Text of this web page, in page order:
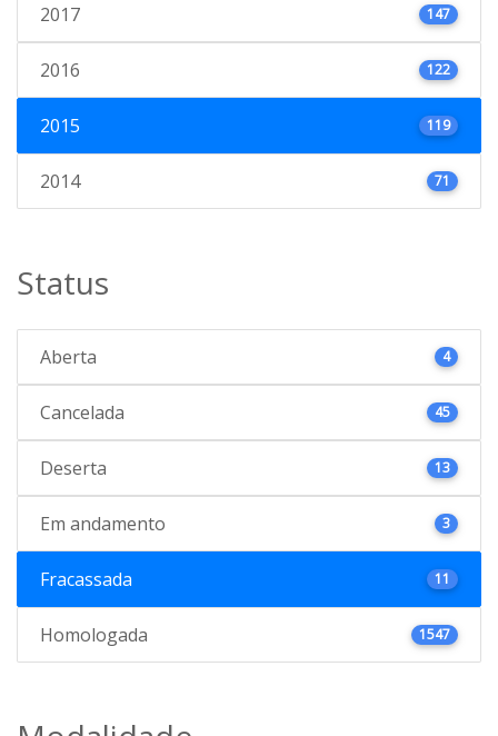
2017 147
2016 122
2015 119
2014 71
Status
Aberta 4
Cancelada 45
Deserta 13
Em andamento 3
Fracassada 11
Homologada 1547